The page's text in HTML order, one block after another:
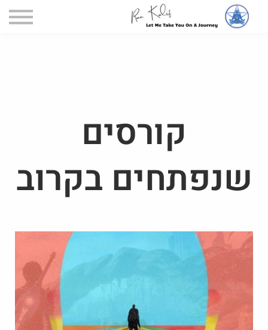
דף הקורסים
קורסים
שנפתחים בקרוב